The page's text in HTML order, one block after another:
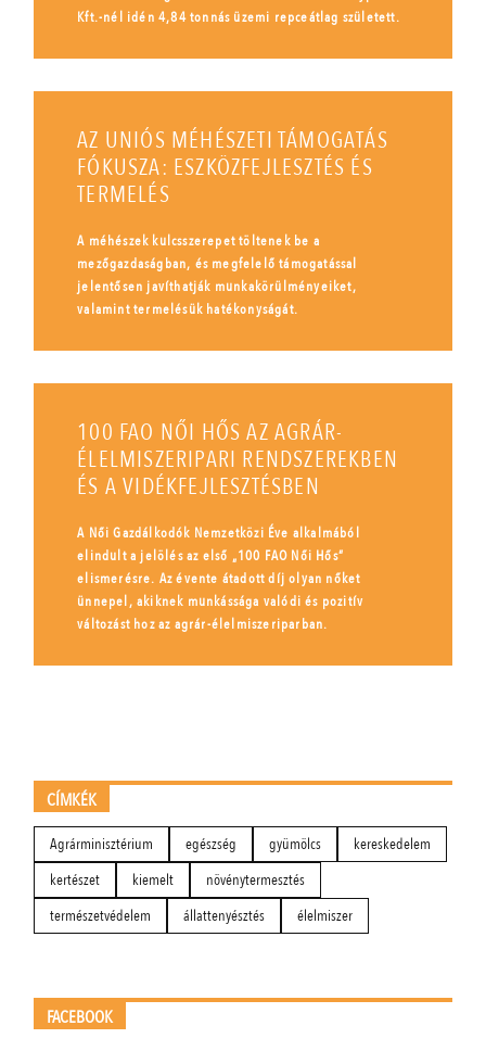
Kft.-nél idén 4,84 tonnás üzemi repceátlag született.
AZ UNIÓS MÉHÉSZETI TÁMOGATÁS
FÓKUSZA: ESZKÖZFEJLESZTÉS ÉS
TERMELÉS
A méhészek kulcsszerepet töltenek be a
mezőgazdaságban, és megfelelő támogatással
jelentősen javíthatják munkakörülményeiket,
valamint termelésük hatékonyságát.
100 FAO NŐI HŐS AZ AGRÁR-
ÉLELMISZERIPARI RENDSZEREKBEN
ÉS A VIDÉKFEJLESZTÉSBEN
A Női Gazdálkodók Nemzetközi Éve alkalmából
elindult a jelölés az első „100 FAO Női Hős”
elismerésre. Az évente átadott díj olyan nőket
ünnepel, akiknek munkássága valódi és pozitív
változást hoz az agrár-élelmiszeriparban.
CÍMKÉK
Agrárminisztérium egészség gyümölcs
kereskedelem
kertészet
kiemelt
növénytermesztés
természetvédelem
állattenyésztés élelmiszer
FACEBOOK